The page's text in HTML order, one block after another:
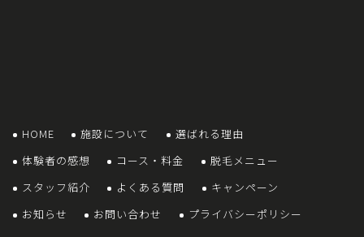
HOME 施設について
選ばれる理由
体験者の感想
コース・料金
脱毛メニュー
スタッフ紹介
よくある質問
キャンペーン
お知らせ
お問い合わせ プライバシーポリシー